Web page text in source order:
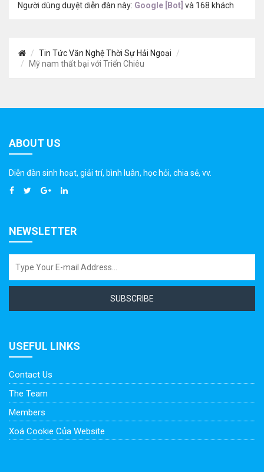
Người dùng duyệt diễn đàn này: Google [Bot] và 168 khách
Tin Tức Văn Nghệ Thời Sự Hải Ngoại
Mỹ nam thất bại với Triển Chiêu
ABOUT US
Diễn đàn sinh hoạt, giải trí, bình luân, học hỏi, chia sẻ, vv.
NEWSLETTER
SUBSCRIBE
USEFUL LINKS
Contact Us
The Team
Members
Xoá Cookie Của Website